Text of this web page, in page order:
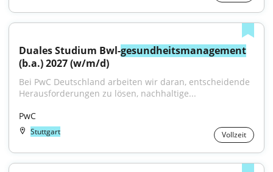
Duales Studium Bwl-gesundheitsmanagement
(b.a.) 2027 (w/m/d)
Bei PwC Deutschland arbeiten wir daran, entscheidende
Herausforderungen zu lösen, nachhaltige...
PwC
Stuttgart Vollzeit